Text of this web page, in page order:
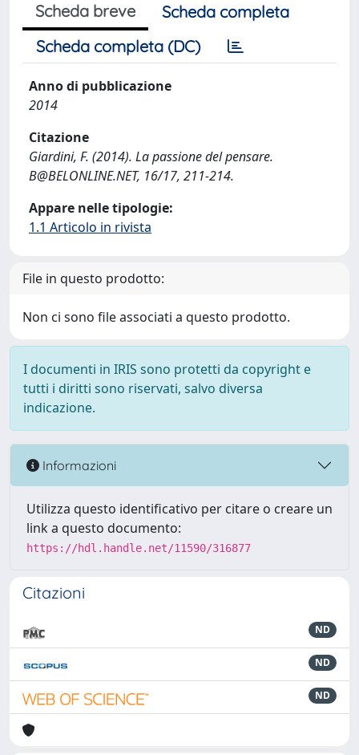
Scheda breve
Scheda completa
Scheda completa (DC)
Anno di pubblicazione
2014
Citazione
Giardini, F. (2014). La passione del pensare.
B@BELONLINE.NET, 16/17, 211-214.
Appare nelle tipologie:
1.1 Articolo in rivista
File in questo prodotto:
Non ci sono file associati a questo prodotto.
I documenti in IRIS sono protetti da copyright e
tutti i diritti sono riservati, salvo diversa
indicazione.
Informazioni
Utilizza questo identificativo per citare o creare un
link a questo documento:
https://hdl.handle.net/11590/316877
Citazioni
ND
ND
ND